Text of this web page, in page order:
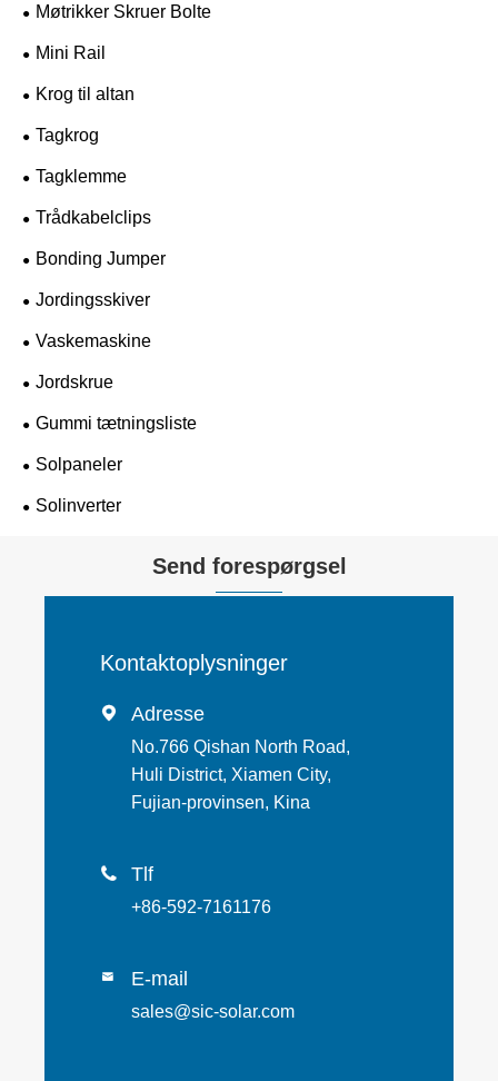
Møtrikker Skruer Bolte
Mini Rail
Krog til altan
Tagkrog
Tagklemme
Trådkabelclips
Bonding Jumper
Jordingsskiver
Vaskemaskine
Jordskrue
Gummi tætningsliste
Solpaneler
Solinverter
Send forespørgsel
Kontaktoplysninger
 Adresse
No.766 Qishan North Road,
Huli District, Xiamen City,
Fujian-provinsen, Kina
 Tlf
+86-592-7161176
 E-mail
sales@sic-solar.com